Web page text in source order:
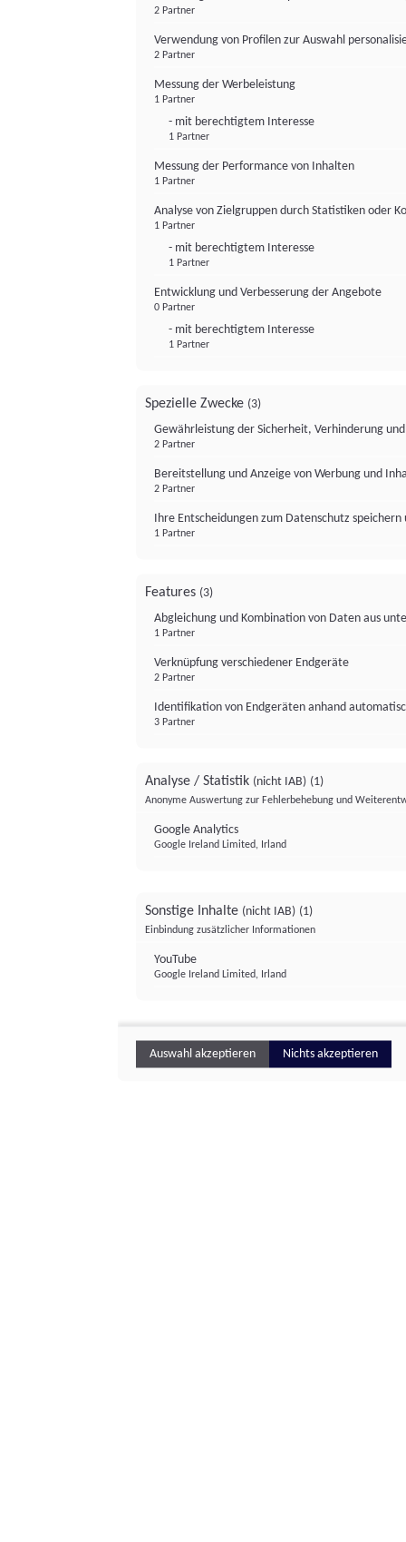
2 Partner
Verwendung von Profilen zur Auswahl
2 Partner
Messung der Werbeleistung
1 Partner
- mit berechtigtem Interesse
1 Partner
Messung der Performance von Inhalten
1 Partner
Analyse von Zielgruppen durch Statistiken oder
1 Partner
- mit berechtigtem Interesse
1 Partner
Entwicklung und Verbesserung der Angebote
0 Partner
- mit berechtigtem Interesse
1 Partner
Spezielle Zwecke (3)
Gewährleistung der Sicherheit, Verhinderung
2 Partner
Bereitstellung und Anzeige von Werbung und
2 Partner
Ihre Entscheidungen zum Datenschutz
1 Partner
Features (3)
Abgleichung und Kombination von Daten aus
1 Partner
Verknüpfung verschiedener Endgeräte
2 Partner
Identifikation von Endgeräten anhand
3 Partner
Analyse / Statistik (nicht IAB) (1)
Anonyme Auswertung zur Fehlerbehebung und
Google Analytics
Google Ireland Limited, Irland
Sonstige Inhalte (nicht IAB) (1)
Einbindung zusätzlicher Informationen
YouTube
Google Ireland Limited, Irland
Auswahl akzeptieren Nichts akzeptieren